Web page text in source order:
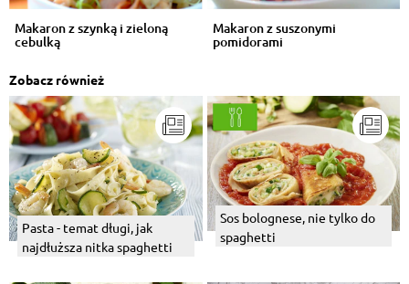
Makaron z szynką i zieloną
cebulką
Makaron z suszonymi
pomidorami
Zobacz również
Pasta - temat długi, jak
najdłuższa nitka spaghetti
Sos bolognese, nie tylko do
spaghetti